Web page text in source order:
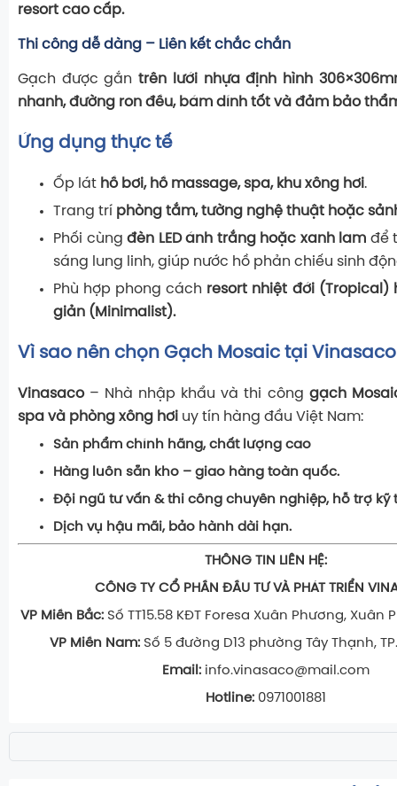
resort cao cấp.
Thi công dễ dàng – Liên kết chắc chắn
Gạch được gắntrên lưới nhựa định hình
nhanh, đường ron đều, bám dính tốt và đảm bảo
Ứng dụng thực tế
Ốp lát hồ bơi, hồ massage, spa, khu xông hơi.
Trang trí phòng tắm, tường nghệ thuật hoặc
Phối cùngđèn LED ánh trắng hoặc xanh lam để
sáng lung linh, giúp nước hồ phản chiếu sinh
Phù hợp phong cách resort nhiệt đới (Tropical)
giản (Minimalist).
Vì sao nên chọn Gạch Mosaic tại Vinasaco
Vinasaco– Nhà nhập khẩu và thi công gạch
spa và phòng xông hơi uy tín hàng đầu Việt Nam:
Sản phẩm chính hãng, chất lượng cao
Hàng luôn sẵn kho – giao hàng toàn quốc.
Đội ngũ tư vấn & thi công chuyên nghiệp, hỗ trợ kỹ
Dịch vụ hậu mãi, bảo hành dài hạn.
THÔNG TIN LIÊN HỆ:
CÔNG TY CỔ PHẦN ĐẦU TƯ VÀ PHÁT TRIỂN
VP Miền Bắc: Số TT15.58 KĐT Foresa Xuân Phương, Xuân
VP Miền Nam: Số 5 đường D13 phường Tây Thạnh,
Email: info.vinasaco@mail.com
Hotline: 0971001881